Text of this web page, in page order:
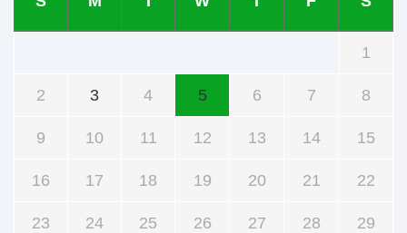
1
2 3 4 5 6 7 8
9 10 11 12 13 14 15
16 17 18 19 20 21 22
23 24 25 26 27 28 29